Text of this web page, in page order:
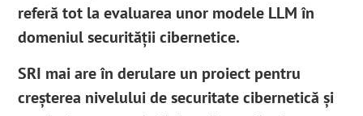
referă tot la evaluarea unor modele LLM în
domeniul securității cibernetice.
SRI mai are în derulare un proiect pentru
creșterea nivelului de securitate cibernetică și